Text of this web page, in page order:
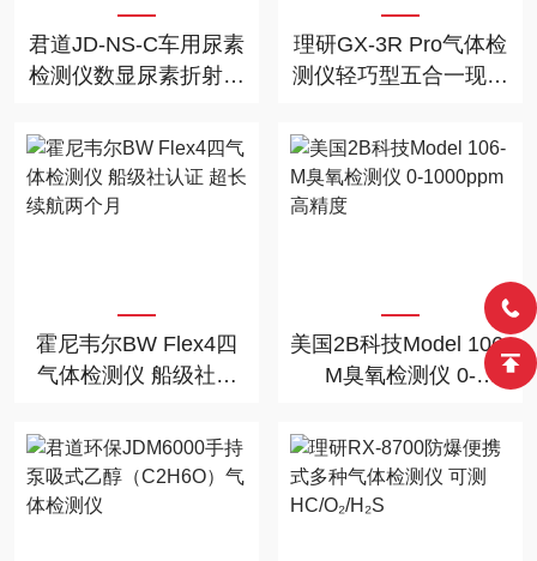
君道JD-NS-C车用尿素
检测仪数显尿素折射仪
理研GX-3R Pro气体检
测仪轻巧型五合一现场
霍尼韦尔BW Flex4四
气体检测仪 船级社认
美国2B科技Model 106-
M臭氧检测仪 0-